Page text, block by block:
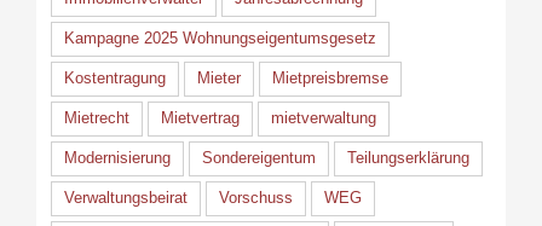
Kampagne 2025 Wohnungseigentumsgesetz
Kostentragung Mieter Mietpreisbremse
Mietrecht Mietvertrag mietverwaltung
Modernisierung Sondereigentum Teilungserklärung
Verwaltungsbeirat Vorschuss WEG